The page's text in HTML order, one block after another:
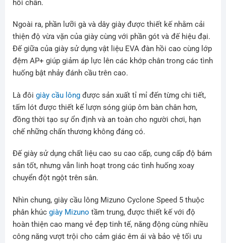
hôi chân.
Ngoài ra, phần lưỡi gà và dây giày được thiết kế nhằm cải
thiện độ vừa vặn của giày cùng với phần gót và đế hiệu đại.
Đế giữa của giày sử dụng vật liệu EVA đàn hồi cao cùng lớp
đệm AP+ giúp giảm áp lực lên các khớp chân trong các tình
huống bật nhảy đánh cầu trên cao.
Là đôi giày cầu lôngđược sản xuất tỉ mỉ đến từng chi tiết,
tấm lót được thiết kế lượn sóng giúp ôm bàn chân hơn,
đồng thời tạo sự ổn định và an toàn cho người chơi, hạn
chế những chấn thương không đáng có.
Đế giày sử dụng chất liệu cao su cao cấp, cung cấp độ bám
sân tốt, nhưng vẫn linh hoạt trong các tình huống xoay
chuyển đột ngột trên sân.
Nhìn chung, giày cầu lông Mizuno Cyclone Speed 5 thuộc
phân khúc giày Mizuno tầm trung, được thiết kế với độ
hoàn thiện cao mang vẻ đẹp tinh tế, năng động cùng nhiều
công năng vượt trội cho cảm giác êm ái và bảo vệ tối ưu